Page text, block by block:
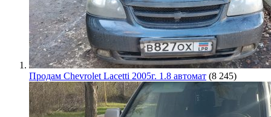
Продам Chevrolet Lacetti 2005г. 1.8 автомат (8 245)